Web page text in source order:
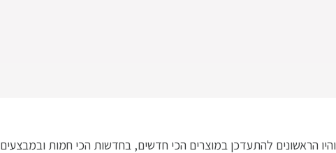
הראשונים להתעדכן במוצרים הכי חדשים, בחדשות הכי חמות ובמבצעים